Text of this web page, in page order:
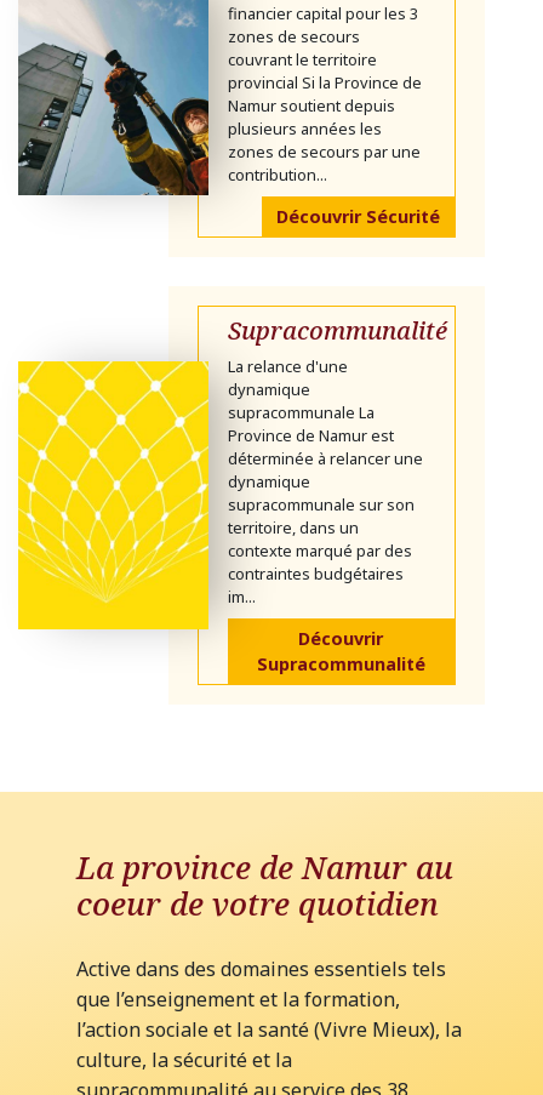
financier capital pour les 3
zones de secours
couvrant le territoire
provincial Si la Province de
Namur soutient depuis
plusieurs années les
zones de secours par une
contribution...
Découvrir Sécurité
Supracommunalité
La relance d'une
dynamique
supracommunale La
Province de Namur est
déterminée à relancer une
dynamique
supracommunale sur son
territoire, dans un
contexte marqué par des
contraintes budgétaires
im...
Découvrir
Supracommunalité
La province de Namur au
coeur de votre quotidien
Active dans des domaines essentiels tels
que l’enseignement et la formation,
l’action sociale et la santé (Vivre Mieux), la
culture, la sécurité et la